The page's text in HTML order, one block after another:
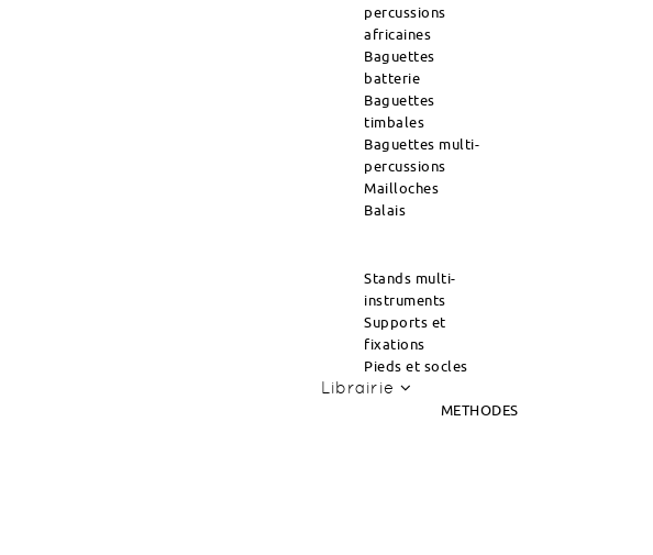
percussions
africaines
Baguettes
batterie
Baguettes
timbales
Baguettes multi-
percussions
Mailloches
Balais
Stands multi-
instruments
Supports et
fixations
Pieds et socles
Librairie
METHODES